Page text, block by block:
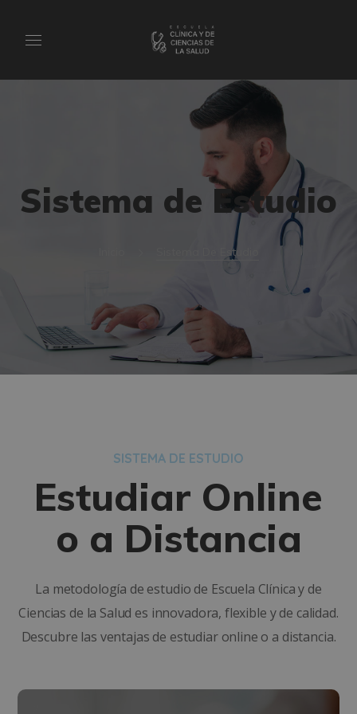
Sistema de Estudio
Sistema De Estudio
SISTEMA DE ESTUDIO
Estudiar Online
o a Distancia
La metodología de estudio de Escuela Clínica y de
Ciencias de la Salud es innovadora, flexible y de calidad.
Descubre las ventajas de estudiar online o a distancia.